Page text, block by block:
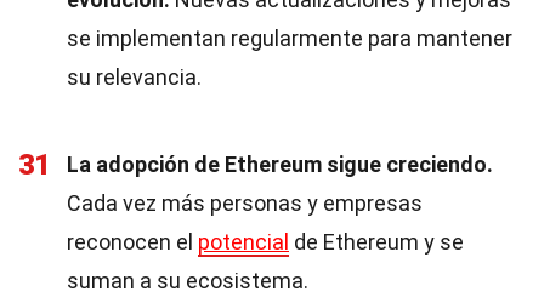
se implementan regularmente para mantener
su relevancia.
31
La adopción de Ethereum sigue creciendo.
Cada vez más personas y empresas
reconocen el potencial de Ethereum y se
suman a su ecosistema.